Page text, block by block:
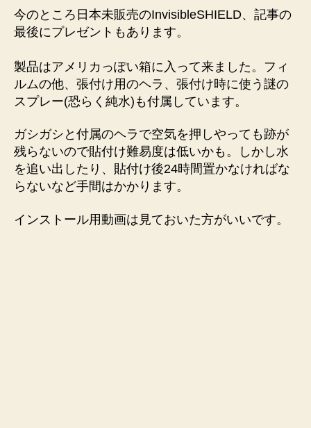
あ
り
今のところ日本未販売のInvisibleSHIELD、記事の
最後にプレゼントもあります。
製品はアメリカっぽい箱に入って来ました。フィ
ルムの他、張付け用のヘラ、張付け時に使う謎の
スプレー(恐らく純水)も付属しています。
ガシガシと付属のヘラで空気を押しやっても跡が
残らないので貼付け難易度は低いかも。しかし水
を追い出したり、貼付け後24時間置かなければな
らないなど手間はかかります。
インストール用動画は見ておいた方がいいです。